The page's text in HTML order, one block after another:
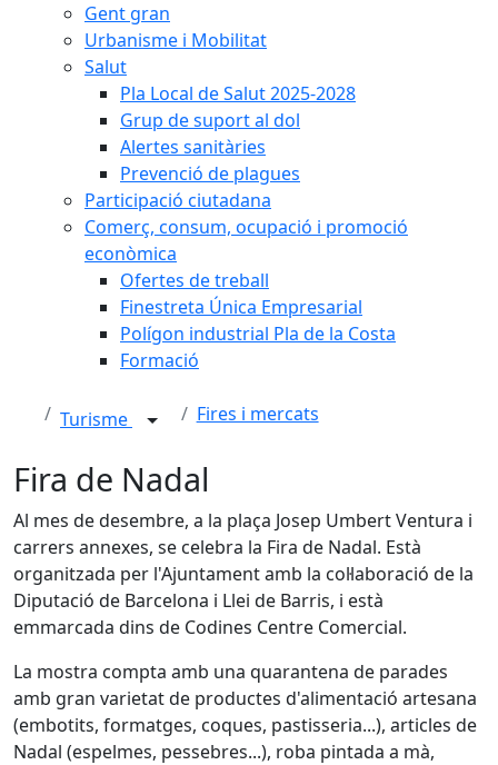
Gent gran
Urbanisme i Mobilitat
Salut
Pla Local de Salut 2025-2028
Grup de suport al dol
Alertes sanitàries
Prevenció de plagues
Participació ciutadana
Comerç, consum, ocupació i promoció
econòmica
Ofertes de treball
Finestreta Única Empresarial
Polígon industrial Pla de la Costa
Formació
Turisme Fires i mercats
Fira de Nadal
Al mes de desembre, a la plaça Josep Umbert Ventura i
carrers annexes, se celebra la Fira de Nadal. Està
organitzada per l'Ajuntament amb la col·laboració de la
Diputació de Barcelona i Llei de Barris, i està
emmarcada dins de Codines Centre Comercial.
La mostra compta amb una quarantena de parades
amb gran varietat de productes d'alimentació artesana
(embotits, formatges, coques, pastisseria...), articles de
Nadal (espelmes, pessebres...), roba pintada a mà,